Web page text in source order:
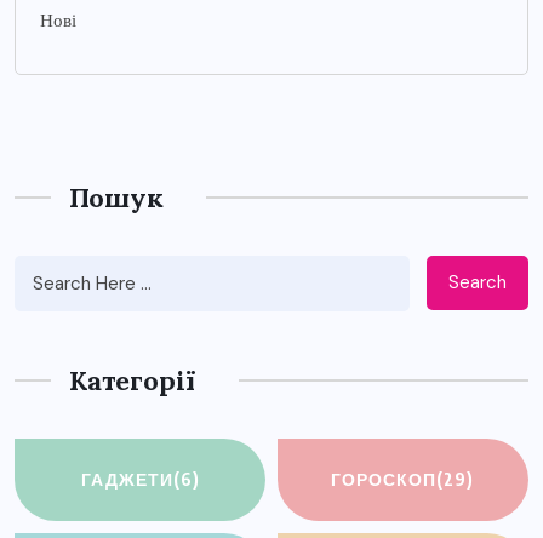
Нові
Пошук
Search
Категорії
ГАДЖЕТИ(6) ГОРОСКОП(29)